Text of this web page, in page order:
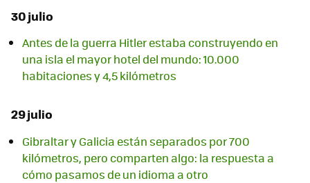
30 julio
Antes de la guerra Hitler estaba construyendo en
una isla el mayor hotel del mundo: 10.000
habitaciones y 4,5 kilómetros
29 julio
Gibraltar y Galicia están separados por 700
kilómetros, pero comparten algo: la respuesta a
cómo pasamos de un idioma a otro